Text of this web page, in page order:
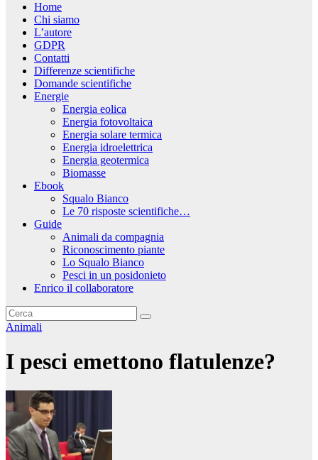
Home
Chi siamo
L’autore
GDPR
Contatti
Differenze scientifiche
Domande scientifiche
Energie
Energia eolica
Energia fotovoltaica
Energia solare termica
Energia idroelettrica
Energia geotermica
Biomasse
Ebook
Squalo Bianco
Le 70 risposte scientifiche…
Guide
Animali da compagnia
Riconoscimento piante
Lo Squalo Bianco
Pesci in un posidonieto
Enrico il collaboratore
Animali
I pesci emettono flatulenze?